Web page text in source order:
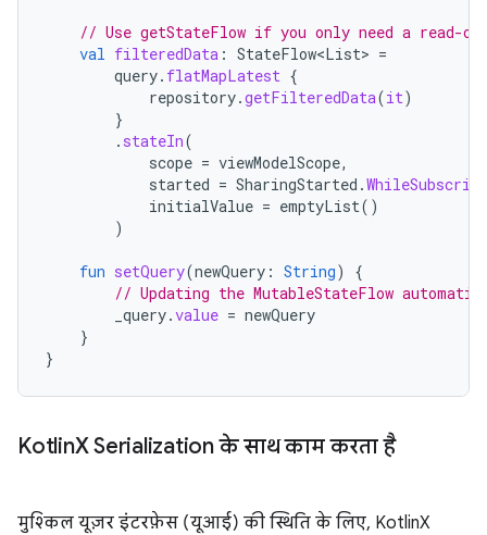
// Use getStateFlow if you only need a read-
val filteredData : StateFlow<List> =
query. flatMapLatest {
repository.getFilteredData(it)
}
. stateIn(
scope = viewModelScope,
started = SharingStarted .
initialValue = emptyList()
)
fun setQuery(newQuery : String)
{
// Updating the MutableStateFlow
_query.value = newQuery
}
}
KotlinX Serialization के साथ काम करता है
मुश्किल यूज़र इंटरफ़ेस (यूआई) की स्थिति के लिए, KotlinX